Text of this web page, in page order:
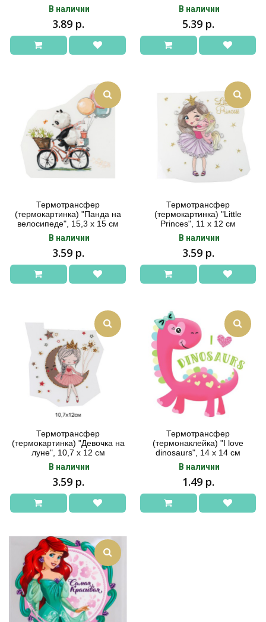
В наличии
3.89 р.
В наличии
5.39 р.
Термотрансфер
(термокартинка) "Панда на
велосипеде", 15,3 х 15 см
В наличии
3.59 р.
Термотрансфер
(термокартинка) "Little
Princes", 11 х 12 см
В наличии
3.59 р.
Термотрансфер
(термокартинка) "Девочка на
луне", 10,7 х 12 см
В наличии
3.59 р.
Термотрансфер
(термонаклейка) "I love
dinosaurs", 14 х 14 см
В наличии
1.49 р.